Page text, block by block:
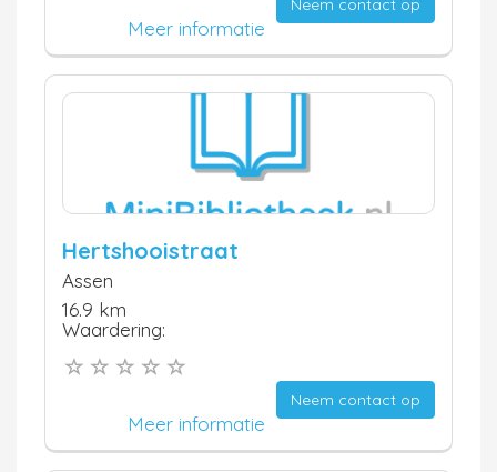
Neem contact op
Meer informatie
Hertshooistraat
Assen
16.9 km
Waardering:
Neem contact op
Meer informatie